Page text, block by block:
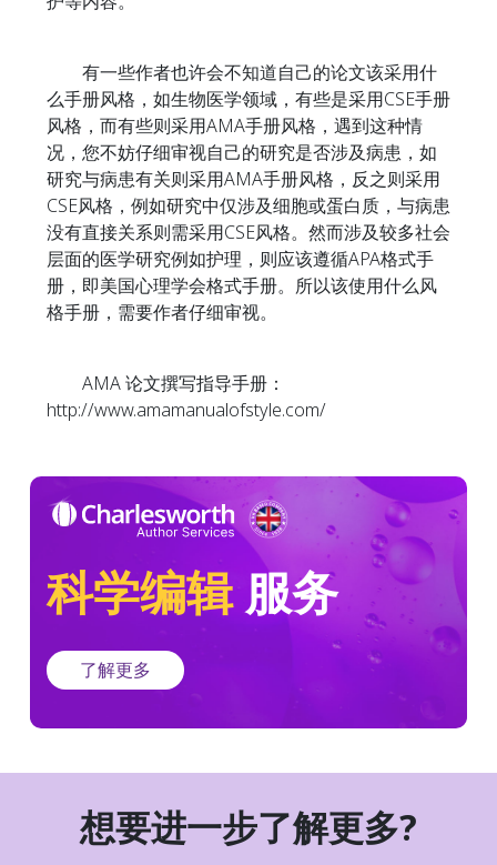
有一些作者也许会不知道自己的论文该采用什
么手册风格，如生物医学领域，有些是采用CSE手册
风格，而有些则采用AMA手册风格，遇到这种情
况，您不妨仔细审视自己的研究是否涉及病患，如
研究与病患有关则采用AMA手册风格，反之则采用
CSE风格，例如研究中仅涉及细胞或蛋白质，与病患
没有直接关系则需采用CSE风格。然而涉及较多社会
层面的医学研究例如护理，则应该遵循APA格式手
册，即美国心理学会格式手册。所以该使用什么风
格手册，需要作者仔细审视。
AMA 论文撰写指导手册：
http://www.amamanualofstyle.com/
科学编辑服务
了解更多
想要进一步了解更多?